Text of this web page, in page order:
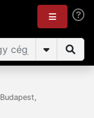
Budapest,